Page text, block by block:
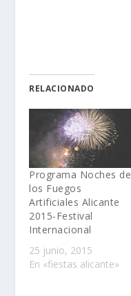
RELACIONADO
Programa Noches de
los Fuegos
Artificiales Alicante
2015-Festival
Internacional
25 junio, 2015
En «fiestas alicante»